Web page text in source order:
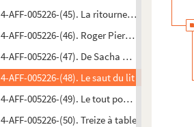
4-AFF-005226-(45). La ritournelle
4-AFF-005226-(46). Roger Pierre et Jean-Marc
4-AFF-005226-(47). De Sacha à Guitry
4-AFF-005226-(48). Le saut du lit
4-AFF-005226-(49). Le tout pour le tout
4-AFF-005226-(50). Treize à table